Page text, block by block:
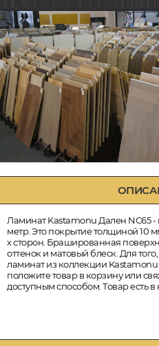
Ламинат Kastamonu Дален NC65 -
метр. Это покрытие толщиной 10
х сторон. Брашированная
оттенок и матовый блеск. Для
ламинат из коллекции Kastamonu
положите товар в корзину или
доступным способом. Товар есть в